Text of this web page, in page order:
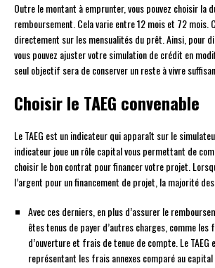
Outre le montant à emprunter, vous pouvez choisir la
remboursement. Cela varie entre 12 mois et 72 mois.
directement sur les mensualités du prêt. Ainsi, pour
vous pouvez ajuster votre simulation de crédit en
seul objectif sera de conserver un reste à vivre
Choisir le TAEG convenable
Le TAEG est un indicateur qui apparaît sur le
indicateur joue un rôle capital vous permettant de
choisir le bon contrat pour financer votre projet.
l’argent pour un financement de projet, la majorité
Avec ces derniers, en plus d’assurer le
êtes tenus de payer d’autres charges, comme
d’ouverture et frais de tenue de compte. Le
représentant les frais annexes comparé au